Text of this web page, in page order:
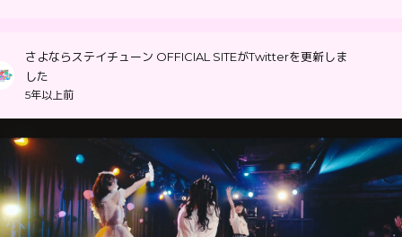
さよならステイチューン OFFICIAL SITEがTwitterを更新しま
した
5年以上前